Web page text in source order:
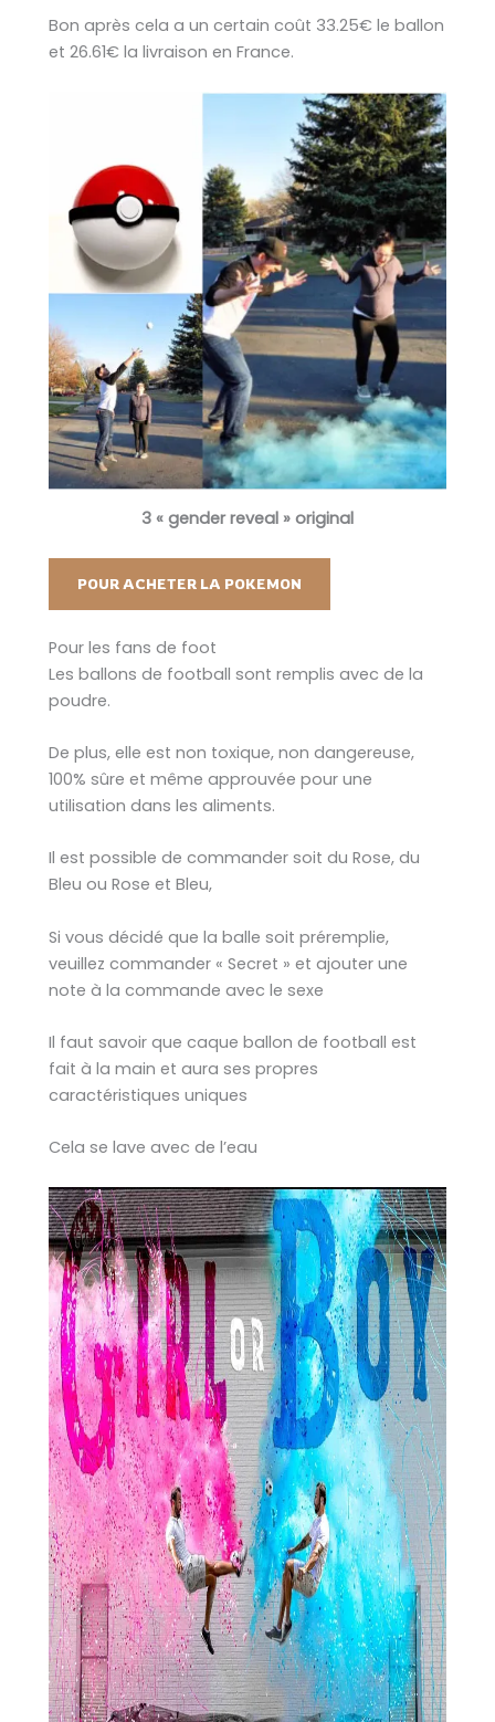
Bon après cela a un certain coût 33.25€ le ballon
et 26.61€ la livraison en France.
3 « gender reveal » original
POUR ACHETER LA POKEMON
Pour les fans de foot
Les ballons de football sont remplis avec de la
poudre.
De plus, elle est non toxique, non dangereuse,
100% sûre et même approuvée pour une
utilisation dans les aliments.
Il est possible de commander soit du Rose, du
Bleu ou Rose et Bleu,
Si vous décidé que la balle soit préremplie,
veuillez commander « Secret » et ajouter une
note à la commande avec le sexe
Il faut savoir que caque ballon de football est
fait à la main et aura ses propres
caractéristiques uniques
Cela se lave avec de l’eau